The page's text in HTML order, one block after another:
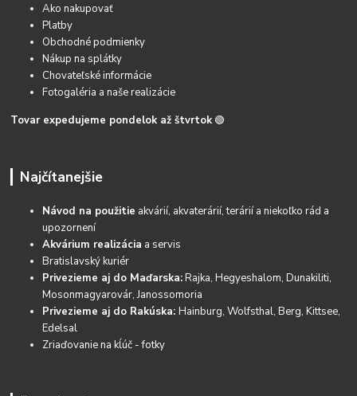
Ako nakupovať
Platby
Obchodné podmienky
Nákup na splátky
Chovateľské informácie
Fotogaléria a naše realizácie
Tovar expedujeme pondelok až štvrtok 🟢
Najčítanejšie
Návod na použitie akvárií, akvaterárií, terárií a niekoľko rád a
upozornení
Akvárium realizácia a servis
Bratislavský kuriér
Privezieme aj do Maďarska:Rajka, Hegyeshalom, Dunakiliti,
Mosonmagyarovár, Janossomoria
Privezieme aj do Rakúska:Hainburg, Wolfsthal, Berg, Kittsee,
Edelsal
Zriaďovanie na kĺúč - fotky